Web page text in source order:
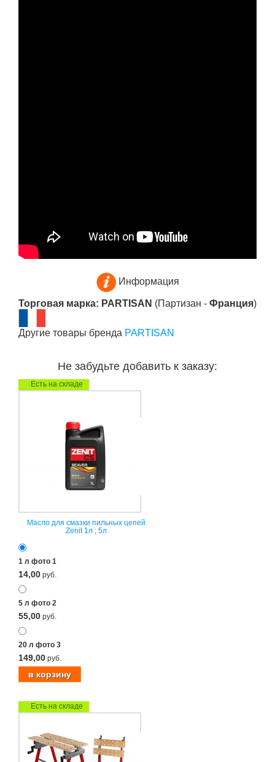
Информация
Торговая марка: PARTISAN (Партизан - Франция)
Другие товары бренда PARTISAN
Не забудьте добавить к заказу:
Есть на складе
Масло для смазки пильных цепей
Zenit 1л ; 5л
1 л фото 1
14,00 руб.
5 л фото 2
55,00 руб.
20 л фото 3
149,00 руб.
Есть на складе